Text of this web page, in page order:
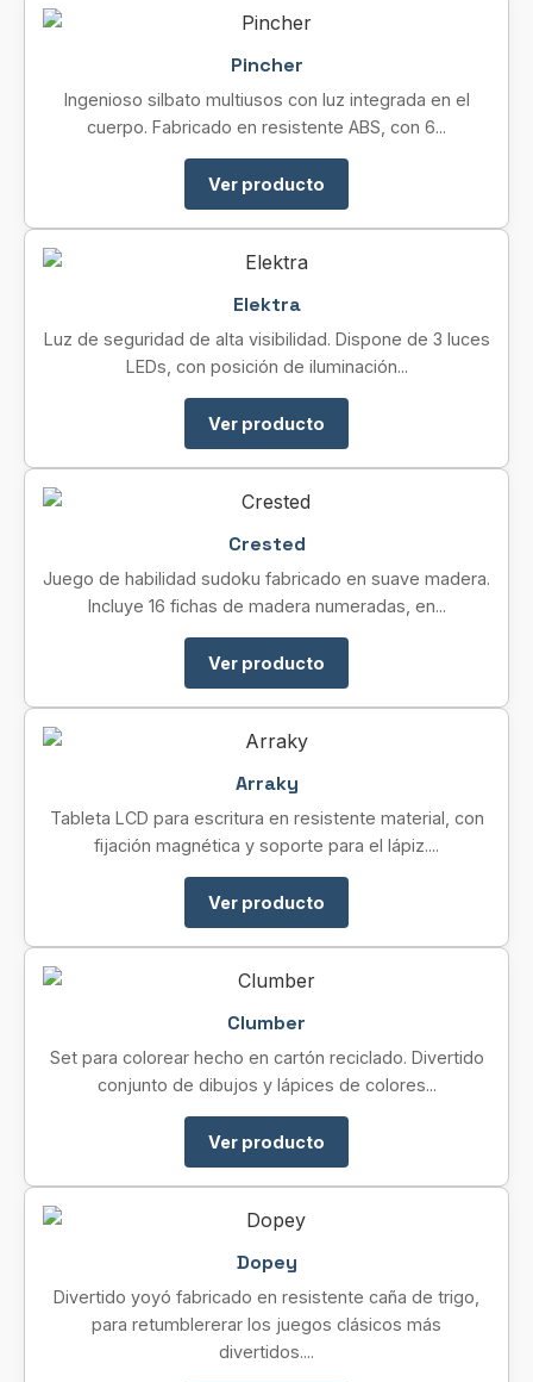
Pincher
Ingenioso silbato multiusos con luz integrada en el
cuerpo. Fabricado en resistente ABS, con 6...
Ver producto
Elektra
Luz de seguridad de alta visibilidad. Dispone de 3 luces
LEDs, con posición de iluminación...
Ver producto
Crested
Juego de habilidad sudoku fabricado en suave madera.
Incluye 16 fichas de madera numeradas, en...
Ver producto
Arraky
Tableta LCD para escritura en resistente material, con
fijación magnética y soporte para el lápiz....
Ver producto
Clumber
Set para colorear hecho en cartón reciclado. Divertido
conjunto de dibujos y lápices de colores...
Ver producto
Dopey
Divertido yoyó fabricado en resistente caña de trigo,
para retumblererar los juegos clásicos más
divertidos....